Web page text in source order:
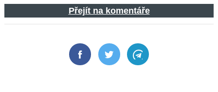
Přejít na komentáře
FacebookTwitter Telegram